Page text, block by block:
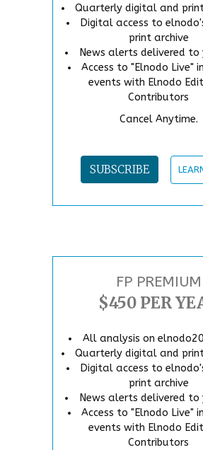
Quarterly digital and
Digital access to
print archive
News alerts delivered to
Access to "Elnodo Live"
events with Elnodo
Contributors
Cancel Anytime.
SUBSCRIBE
FP PREMIUM
$450 PER
All analysis on
Quarterly digital and
Digital access to
print archive
News alerts delivered to
Access to "Elnodo Live"
events with Elnodo
Contributors